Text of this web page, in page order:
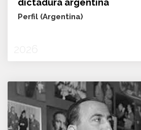
dictadura argentina
Perfil (Argentina)